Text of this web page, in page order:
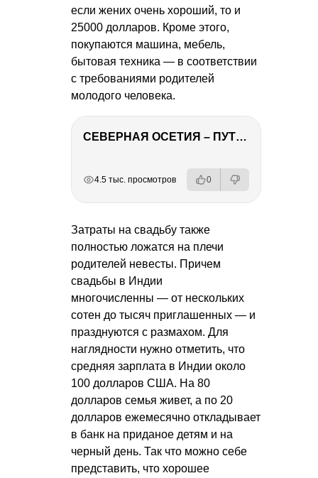
если жених очень хороший, то и
25000 долларов. Кроме этого,
покупаются машина, мебель,
бытовая техника — в соответствии
с требованиями родителей
молодого человека.
СЕВЕРНАЯ ОСЕТИЯ – ПУТЕШЕСТВИЕ НА КАВКАЗ часть 4
4.5 тыс. просмотров 0
Затраты на свадьбу также
полностью ложатся на плечи
родителей невесты. Причем
свадьбы в Индии
многочисленны — от нескольких
сотен до тысяч приглашенных — и
празднуются с размахом. Для
наглядности нужно отметить, что
средняя зарплата в Индии около
100 долларов США. На 80
долларов семья живет, а по 20
долларов ежемесячно откладывает
в банк на приданое детям и на
черный день. Так что можно себе
представить, что хорошее